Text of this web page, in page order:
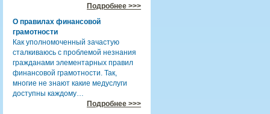
Подробнее >>>
О правилах финансовой
грамотности
Как уполномоченный зачастую
сталкиваюсь с проблемой незнания
гражданами элементарных правил
финансовой грамотности. Так,
многие не знают какие медуслуги
доступны каждому…
Подробнее >>>